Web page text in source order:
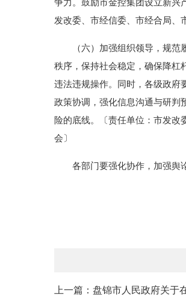
争力。鼓励市金控集团设立新兴
发改委、市经信委、市经合局、
（六）加强组织领导，规范履
秩序，保持社会稳定，确保降杠
违法违规操作。同时，各级政府
政策协调，强化信息沟通与研判
险的底线。〔责任单位：市发
会〕
各部门要强化协作，加强舆论
上一篇：盘锦市人民政府关